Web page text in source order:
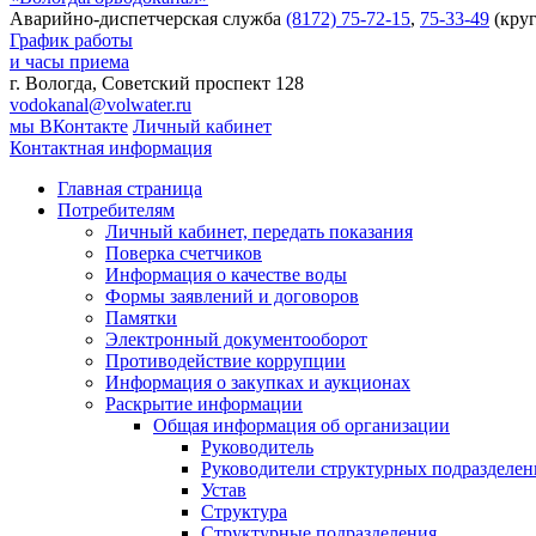
Аварийно-диспетчерская служба (8172) 75-72-15, 75-33-49
График работы
и часы приема
г. Вологда, Советский проспект 128
vodokanal@volwater.ru
мы ВКонтакте Личный кабинет
Контактная информация
Главная страница
Потребителям
Личный кабинет, передать показания
Поверка счетчиков
Информация о качестве воды
Формы заявлений и договоров
Памятки
Электронный документооборот
Противодействие коррупции
Информация о закупках и аукционах
Раскрытие информации
Общая информация об организации
Руководитель
Руководители структурных
Устав
Структура